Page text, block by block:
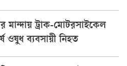
মান্দায় ট্রাক-মোটরসাইকেল
ওষুধ ব্যবসায়ী নিহত